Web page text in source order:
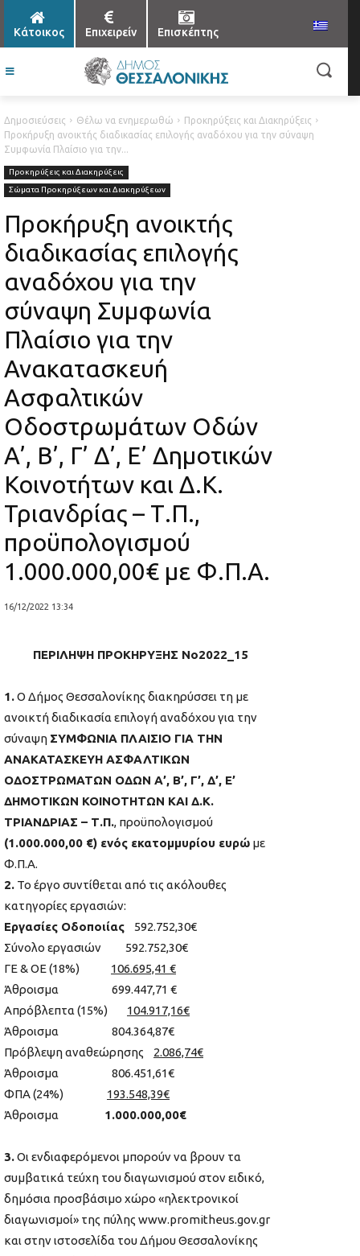
Κάτοικος Επιχειρείν Επισκέπτης
Δημοσιεύσεις Θέλω να ενημερωθώ
Προκηρύξεις και Διακηρύξεις
Προκήρυξη ανοικτής διαδικασίας επιλογής αναδόχου για την σύναψη
Συμφωνία Πλαίσιο για την...
Προκηρύξεις και Διακηρύξεις
Σώματα Προκηρύξεων και Διακηρύξεων
Προκήρυξη ανοικτής
διαδικασίας επιλογής
αναδόχου για την
σύναψη Συμφωνία
Πλαίσιο για την
Ανακατασκευή
Ασφαλτικών
Οδοστρωμάτων Οδών
Α’, Β’, Γ’ Δ’, Ε’ Δημοτικών
Κοινοτήτων και Δ.Κ.
Τριανδρίας – Τ.Π.,
προϋπολογισμού
1.000.000,00€ με Φ.Π.Α.
16/12/2022 13:34
ΠΕΡΙΛΗΨΗ ΠΡΟΚΗΡΥΞΗΣ Νο2022_15
1.Ο Δήμος Θεσσαλονίκης διακηρύσσει τη με
ανοικτή διαδικασία επιλογή αναδόχου για την
σύναψη ΣΥΜΦΩΝΙΑ ΠΛΑΙΣΙΟ ΓΙΑ ΤΗΝ
ΑΝΑΚΑΤΑΣΚΕΥΗ ΑΣΦΑΛΤΙΚΩΝ
ΟΔΟΣΤΡΩΜΑΤΩΝ ΟΔΩΝ Α’, Β’, Γ’, Δ’, Ε’
ΔΗΜΟΤΙΚΩΝ ΚΟΙΝΟΤΗΤΩΝ ΚΑΙ Δ.Κ.
ΤΡΙΑΝΔΡΙΑΣ – Τ.Π., προϋπολογισμού
(1.000.000,00 €) ενός εκατομμυρίου ευρώ με
Φ.Π.Α.
2. Το έργο συντίθεται από τις ακόλουθες
κατηγορίες εργασιών:
Εργασίες Οδοποιίας 592.752,30€
Σύνολο εργασιών 592.752,30€
ΓΕ & ΟΕ (18%) 106.695,41 €
Άθροισμα 699.447,71 €
Απρόβλεπτα (15%) 104.917,16€
Άθροισμα 804.364,87€
Πρόβλεψη αναθεώρησης 2.086,74€
Άθροισμα 806.451,61€
ΦΠΑ (24%) 193.548,39€
Άθροισμα 1.000.000,00€
3.Οι ενδιαφερόμενοι μπορούν να βρουν τα
συμβατικά τεύχη του διαγωνισμού στον ειδικό,
δημόσια προσβάσιμο χώρο «ηλεκτρονικοί
διαγωνισμοί» της πύλης www.promitheus.gov.gr
και στην ιστοσελίδα του Δήμου Θεσσαλονίκης